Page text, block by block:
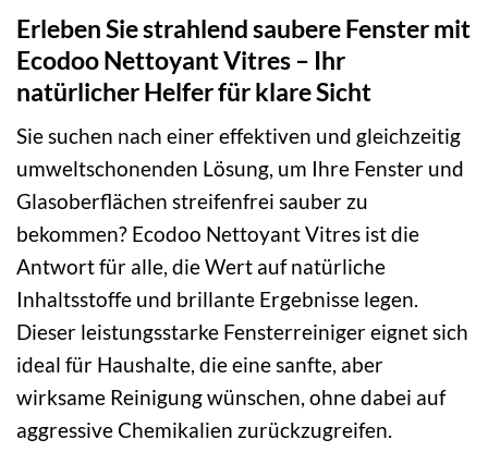
Erleben Sie strahlend saubere Fenster mit
Ecodoo Nettoyant Vitres – Ihr
natürlicher Helfer für klare Sicht
Sie suchen nach einer effektiven und gleichzeitig
umweltschonenden Lösung, um Ihre Fenster und
Glasoberflächen streifenfrei sauber zu
bekommen? Ecodoo Nettoyant Vitres ist die
Antwort für alle, die Wert auf natürliche
Inhaltsstoffe und brillante Ergebnisse legen.
Dieser leistungsstarke Fensterreiniger eignet sich
ideal für Haushalte, die eine sanfte, aber
wirksame Reinigung wünschen, ohne dabei auf
aggressive Chemikalien zurückzugreifen.